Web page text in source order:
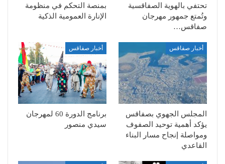
تحتفي بالهوية الصفاقسية
وتُمتع جمهور مهرجان
صفاقس…
بمنصة التحكم في منظومة
الإنارة العمومية الذكية
أخبار صفاقس
المجلس الجهوي بصفاقس
يؤكد أهمية توحيد الصفوف
ومواصلة إنجاح مسار البناء
القاعدي
أخبار صفاقس
برنامج الدورة 60 لمهرجان
سيدي منصور